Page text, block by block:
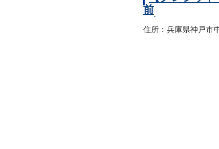
前
住所：兵庫県神戸市